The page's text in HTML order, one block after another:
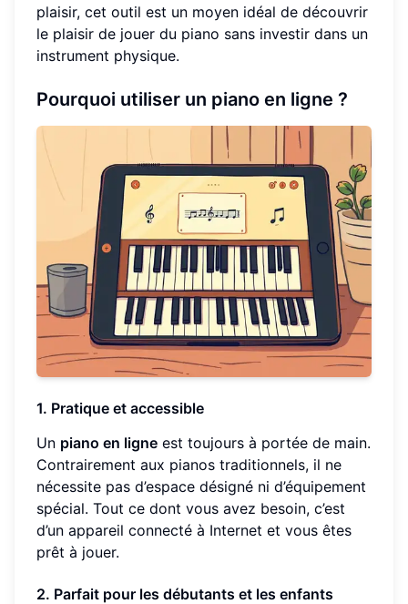
plaisir, cet outil est un moyen idéal de découvrir
le plaisir de jouer du piano sans investir dans un
instrument physique.
Pourquoi utiliser un piano en ligne ?
1. Pratique et accessible
Un piano en ligne est toujours à portée de main.
Contrairement aux pianos traditionnels, il ne
nécessite pas d’espace désigné ni d’équipement
spécial. Tout ce dont vous avez besoin, c’est
d’un appareil connecté à Internet et vous êtes
prêt à jouer.
2. Parfait pour les débutants et les enfants